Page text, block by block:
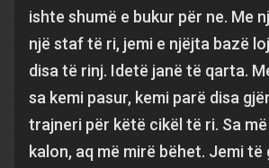
ishte shumë e bukur për ne. Me
një staf të ri, jemi e njëjta bazë
disa të rinj. Idetë janë të qarta.
sa kemi pasur, kemi parë disa
trajneri për këtë cikël të ri. Sa
kalon, aq më mirë bëhet. Jemi të